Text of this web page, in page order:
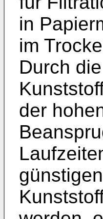
in
im
Durch
der